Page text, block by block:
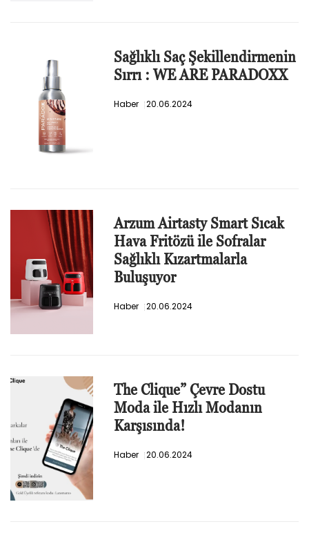
Sağlıklı Saç Şekillendirmenin
Sırrı : WE ARE PARADOXX
Haber 20.06.2024
Arzum Airtasty Smart Sıcak
Hava Fritözü ile Sofralar
Sağlıklı Kızartmalarla
Buluşuyor
Haber 20.06.2024
The Clique” Çevre Dostu
Moda ile Hızlı Modanın
Karşısında!
Haber 20.06.2024